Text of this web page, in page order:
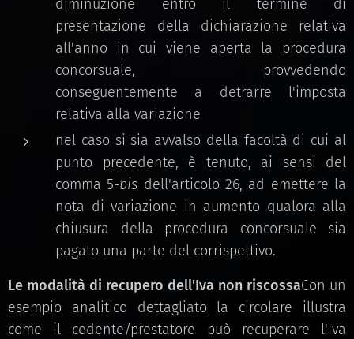
diminuzione entro il termine di
presentazione della dichiarazione relativa
all'anno in cui viene aperta la procedura
concorsuale, provvedendo
conseguentemente a detrarre l'imposta
relativa alla variazione
nel caso si sia avvalso della facoltà di cui al
punto precedente, è tenuto, ai sensi del
comma 5-bis dell'articolo 26, ad emettere la
nota di variazione in aumento qualora alla
chiusura della procedura concorsuale sia
pagato una parte del corrispettivo.
Le modalità di recupero dell'Iva non riscossaCon un
esempio analitico dettagliato la circolare illustra
come il cedente/prestatore può recuperare l'Iva